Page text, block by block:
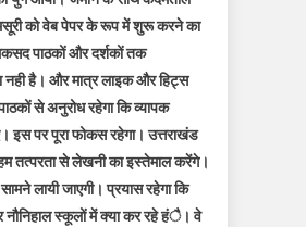
को वेब पेपर के रूप में शुरू करने का
मकसद पाठकों और दर्शकों तक
है। और मात्र लाइक और हिट्स
से अनुरोध रहेगा कि व्यापक
इस पर पूरा फोकस रहेगा। उत्तराखंड
तत्परता से लेखनी का इस्तेमाल करेंगे।
लायी जाएगी। प्रयास रहेगा कि
नौनिहाल स्कूलों में क्या कर रहे हंै। वे